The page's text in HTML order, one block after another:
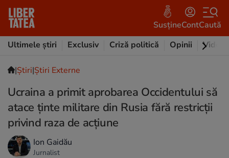
SusțineContCaută
Ultimele știri
Exclusiv Criză politică Opinii Video
|Ştiri|Știri Externe
Ucraina a primit aprobarea Occidentului să
atace ținte militare din Rusia fără restricții
privind raza de acțiune
Ion Gaidău
Jurnalist